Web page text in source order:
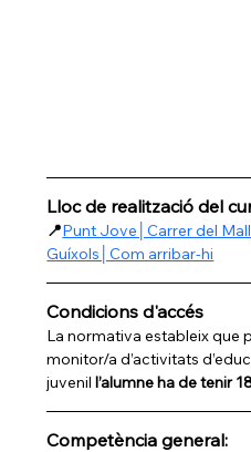
Lloc de realització del
📍Punt Jove│Carrer del
Guíxols│Com arribar-hi
Condicions d'accés
La normativa estableix que
monitor/a d’activitats
juvenil l’alumne ha de tenir
Competència general: